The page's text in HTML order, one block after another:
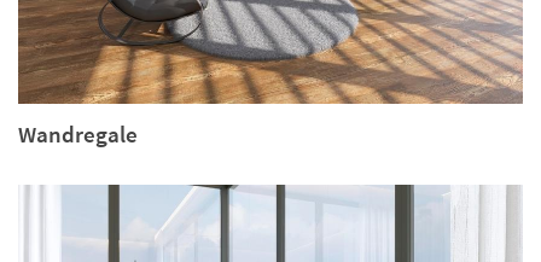
Wandregale